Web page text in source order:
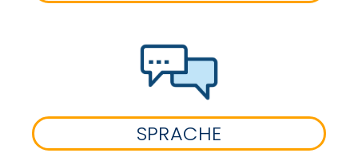
SPRACHE